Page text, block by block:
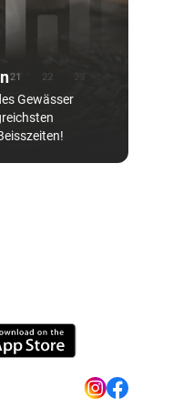
Gewässer